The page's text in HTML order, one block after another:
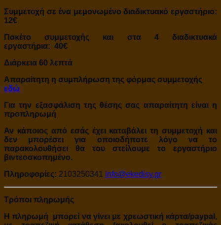
Συμμετοχή σε ένα μεμονωμένο διαδικτυακό εργαστήριο:
12€
Πακέτο συμμετοχής και στα 4 διαδικτυακά
εργαστήρια: 40€
Διάρκεια 60 λεπτά
Απαραίτητη η συμπλήρωση της φόρμας συμμετοχής
εδώ
Για την εξασφάλιση της θέσης σας απαραίτητη είναι η
προπληρωμή
Αν κάποιος από εσάς έχει καταβάλει τη συμμετοχή και
δεν μπορέσει για οποιοδήποτε λόγο να το
παρακολουθήσει θα του στείλουμε το εργαστήριο
βιντεοσκοπημένο.
Πληροφορίες: 2103250341 info@ekedisy.gr
Τρόποι πληρωμής
Η πληρωμή μπορεί να γίνει με χρεωστική κάρτα/paypal,